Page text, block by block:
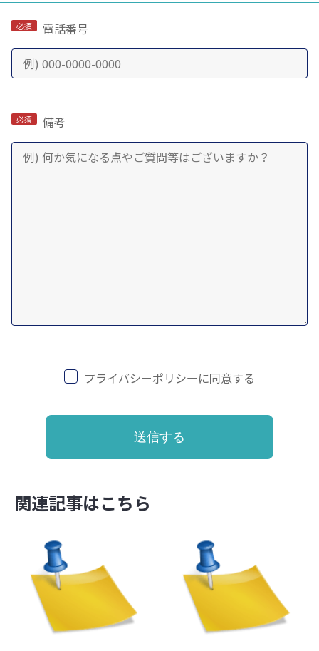
電話番号
備考
プライバシーポリシーに同意する
関連記事はこちら